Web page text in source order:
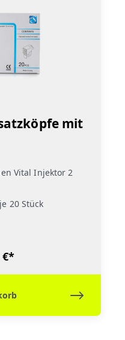
mit
Vital Injektor 2
20 Stück
€*